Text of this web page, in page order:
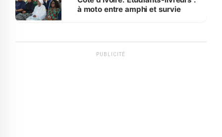
à moto entre amphi et survie
PUBLICITÉ